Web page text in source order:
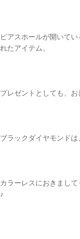
ピアスホールが開いて
れたアイテム。
プレゼントとしても、
ブラックダイヤモンドは
カラーレスにおきまし
♪